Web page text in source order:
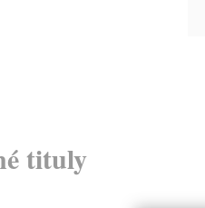
tituly